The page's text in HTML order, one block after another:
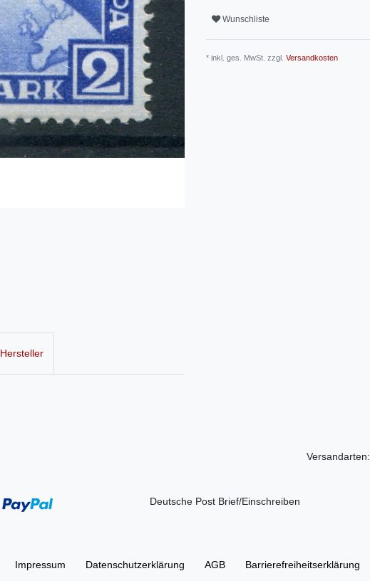
Wunschliste
* inkl. ges. MwSt. zzgl. Versandkosten
Hersteller
Versandarten:
Deutsche Post Brief/Einschreiben
Impressum Daten­schutz­erklärung AGB Barrierefreiheitserklärung